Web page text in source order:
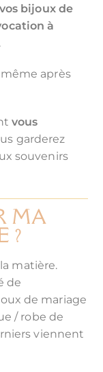
vos bijoux de
à
après
vous
garderez
souvenirs
MA
?
matière.
de
de mariage
/ robe de
viennent